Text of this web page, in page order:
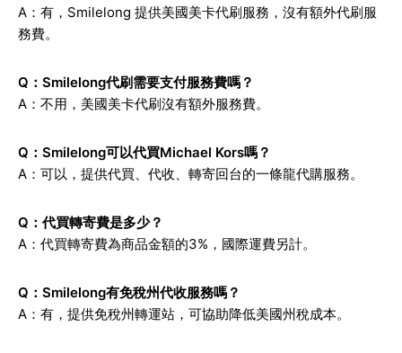
A：有，Smilelong 提供美國美卡代刷服務，沒有額外代刷服
務費。
Q：Smilelong代刷需要支付服務費嗎？
A：不用，美國美卡代刷沒有額外服務費。
Q：Smilelong可以代買Michael Kors嗎？
A：可以，提供代買、代收、轉寄回台的一條龍代購服務。
Q：代買轉寄費是多少？
A：代買轉寄費為商品金額的3%，國際運費另計。
Q：Smilelong有免稅州代收服務嗎？
A：有，提供免稅州轉運站，可協助降低美國州稅成本。